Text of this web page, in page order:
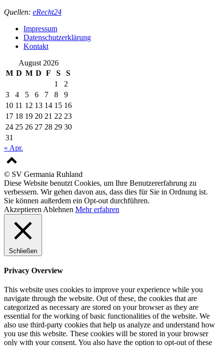
Quellen: eRecht24
Impressum
Datenschutzerklärung
Kontakt
August 2026
M D M D F S
S
1
2
3
4 5 6 7 8
9
10 11 12 13 14 15 16
17 18 19 20 21 22 23
24 25 26 27 28 29 30
31
« Apr.
© SV Germania Ruhland
Diese Website benutzt Cookies, um Ihre Benutzererfahrung zu
verbessern. Wir gehen davon aus, dass dies für Sie in Ordnung ist.
Sie können außerdem ein Opt-out durchführen.
Akzeptieren Ablehnen Mehr erfahren
Schließen
Privacy Overview
This website uses cookies to improve your experience while you
navigate through the website. Out of these, the cookies that are
categorized as necessary are stored on your browser as they are
essential for the working of basic functionalities of the website. We
also use third-party cookies that help us analyze and understand how
you use this website. These cookies will be stored in your browser
only with your consent. You also have the option to opt-out of these